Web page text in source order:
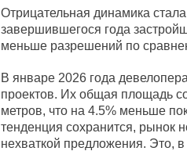
Отрицательная динамика
завершившегося года
меньше разрешений по
В январе 2026 года
проектов. Их общая площадь
метров, что на 4.5% меньше
тенденция сохранится, рынок
нехваткой предложения. Это,